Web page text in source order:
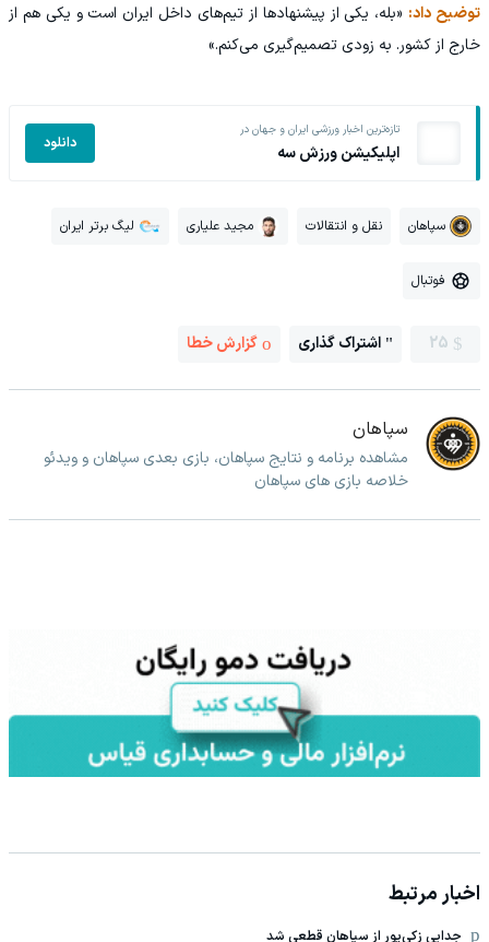
توضیح داد: «بله، یکی از پیشنهادها از تیم‌های داخل ایران است و یکی هم از
خارج از کشور. به زودی تصمیم‌گیری می‌کنم.»
تازه‌ترین اخبار ورزشی ایران و جهان در
اپلیکیشن ورزش سه دانلود
سپاهان نقل و انتقالات مجید علیاری لیگ برتر ایران
فوتبال
25 اشتراک گذاری گزارش خطا
سپاهان
مشاهده برنامه و نتایج سپاهان، بازی بعدی سپاهان و ویدئو
خلاصه بازی های سپاهان
اخبار مرتبط
جدایی زکی‌پور از سپاهان قطعی شد